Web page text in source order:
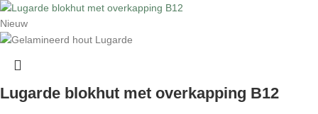
Nieuw
Lugarde blokhut met overkapping B12